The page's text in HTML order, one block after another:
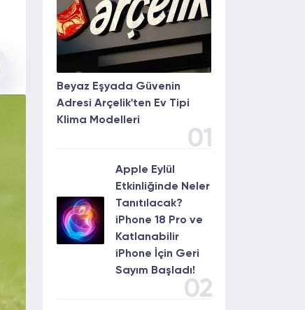
Beyaz Eşyada Güvenin
Adresi Arçelik'ten Ev Tipi
Klima Modelleri
01
Apple Eylül
Etkinliğinde Neler
Tanıtılacak?
iPhone 18 Pro ve
Katlanabilir
iPhone İçin Geri
Sayım Başladı!
02